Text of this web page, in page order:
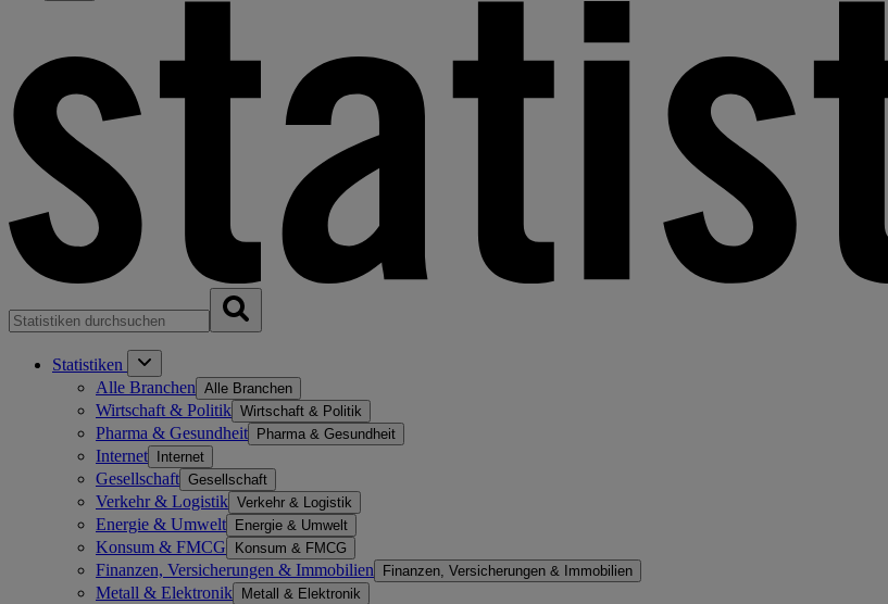
Statistiken
Alle Branchen Alle Branchen
Wirtschaft & Politik Wirtschaft & Politik
Pharma & Gesundheit Pharma & Gesundheit
Internet Internet
Gesellschaft Gesellschaft
Verkehr & Logistik Verkehr & Logistik
Energie & Umwelt Energie & Umwelt
Konsum & FMCG Konsum & FMCG
Finanzen, Versicherungen & Immobilien Finanzen, Versicherungen & Immobilien
Metall & Elektronik Metall & Elektronik